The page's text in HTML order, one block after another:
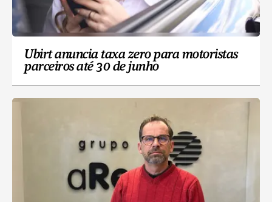
Ubirt anuncia taxa zero para motoristas
parceiros até 30 de junho